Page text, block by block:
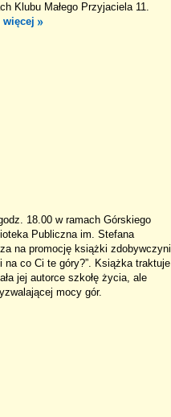
Klubu Małego Przyjaciela 11.
więcej
18.00 w ramach Górskiego
Publiczna im. Stefana
na promocję książki zdobywczyni
na co Ci te góry?”. Książka traktuje
jej autorce szkołę życia, ale
mocy gór.